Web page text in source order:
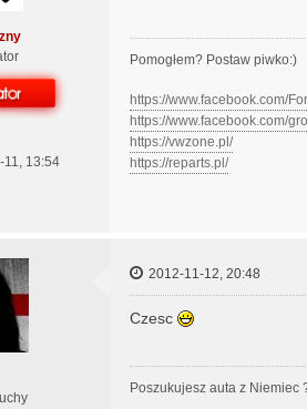
13:54
Pomogłem? Postaw piwko:)
https://www.facebook.com/
https://www.facebook.com/
https://vwzone.pl/
https://reparts.pl/
2012-11-12, 20:48
Czesc
Poszukujesz auta z Niemiec